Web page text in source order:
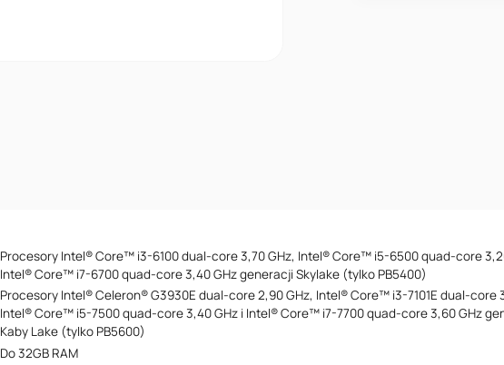
Procesory Intel® Core™ i3-6100 dual-core 3,70 GHz, Intel® Core™ i5-6500 quad-core
Intel® Core™ i7-6700 quad-core 3,40 GHz generacji Skylake (tylko PB5400)
Procesory Intel® Celeron® G3930E dual-core 2,90 GHz, Intel® Core™ i3-7101E dual-core
Intel® Core™ i5-7500 quad-core 3,40 GHz i Intel® Core™ i7-7700 quad-core 3,60 GHz
Kaby Lake (tylko PB5600)
Do 32GB RAM